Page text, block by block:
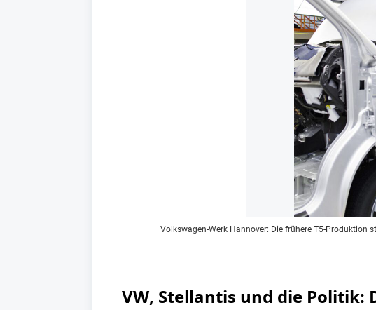
Volkswagen-Werk Hannover: Die frühere T5-
VW, Stellantis und die Politik: